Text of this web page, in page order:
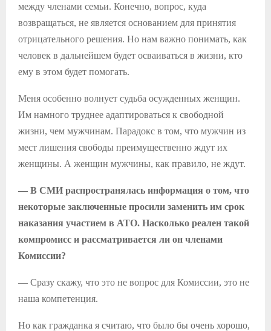
между членами семьи. Конечно, вопрос, куда
возвращаться, не является основанием для принятия
отрицательного решения. Но нам важно понимать, как
человек в дальнейшем будет осваиваться в жизни, кто
ему в этом будет помогать.
Меня особенно волнует судьба осужденных женщин.
Им намного труднее адаптироваться к свободной
жизни, чем мужчинам. Парадокс в том, что мужчин из
мест лишения свободы преимущественно ждут их
женщины. А женщин мужчины, как правило, не ждут.
— В СМИ распространялась информация о том, что
некоторые заключенные просили заменить им срок
наказания участием в АТО. Насколько реален такой
компромисс и рассматривается ли он членами
Комиссии?
— Сразу скажу, что это не вопрос для Комиссии, это не
наша компетенция.
Но как гражданка я считаю, что было бы очень хорошо,